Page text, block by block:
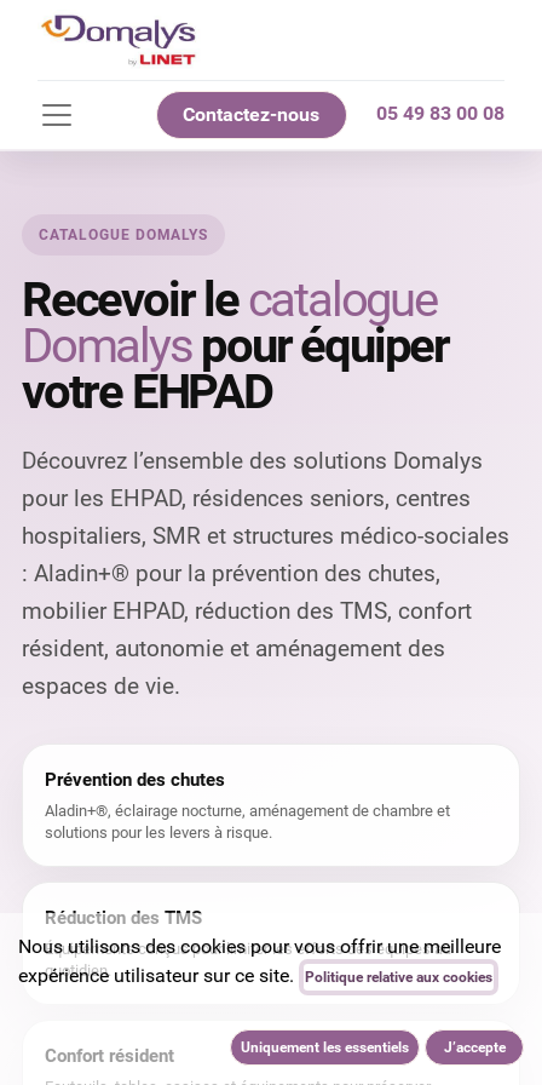
Contactez-nous 05 49 83 00 08
CATALOGUE DOMALYS
Recevoir lecatalogue
Domalyspour équiper
votre EHPAD
Découvrez l’ensemble des solutions Domalys
pour les EHPAD, résidences seniors, centres
hospitaliers, SMR et structures médico-sociales
: Aladin+® pour la prévention des chutes,
mobilier EHPAD, réduction des TMS, confort
résident, autonomie et aménagement des
espaces de vie.
Prévention des chutes
Aladin+®, éclairage nocturne, aménagement de chambre et
solutions pour les levers à risque.
Réduction des TMS
Équipements conçus pour limiter les efforts des équipes au
quotidien.
Confort résident
Nous utilisons des cookies pour vous offrir une meilleure
expérience utilisateur sur ce site.
Politique relative aux cookies
Uniquement les essentiels J’accepte